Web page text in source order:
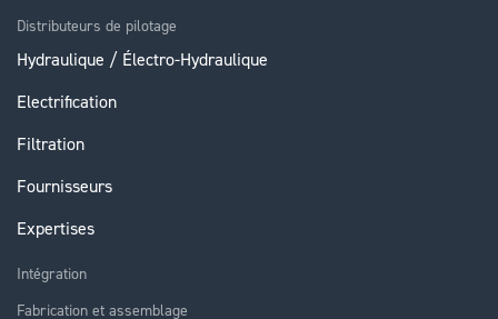
Distributeurs de pilotage
Hydraulique / Électro-Hydraulique
Electrification
Filtration
Fournisseurs
Expertises
Intégration
Fabrication et assemblage